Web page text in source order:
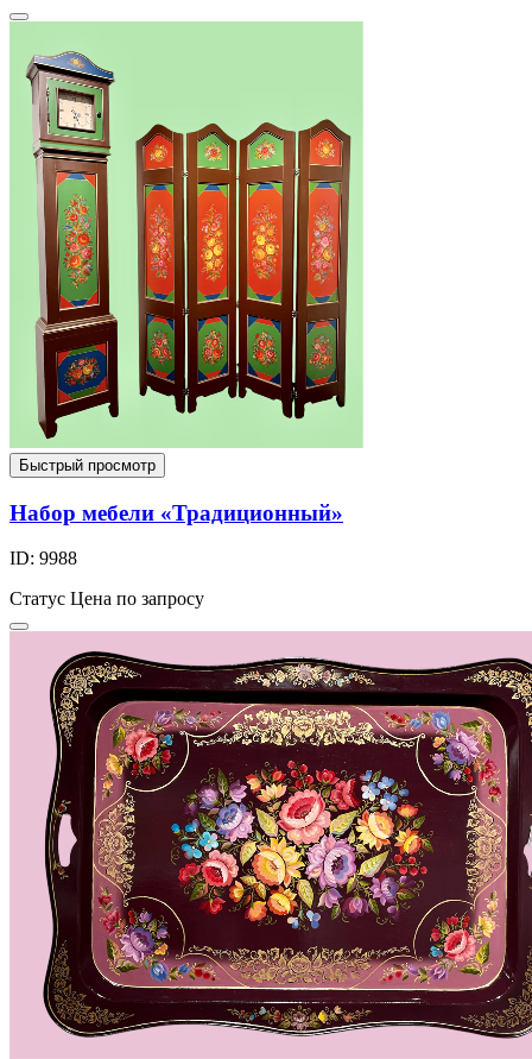
Быстрый просмотр
Набор мебели «Традиционный»
ID: 9988
Статус Цена по запросу